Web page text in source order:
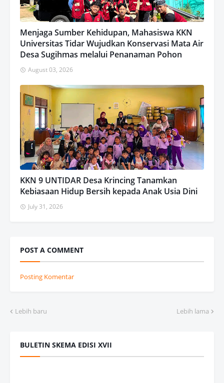
Menjaga Sumber Kehidupan, Mahasiswa KKN
Universitas Tidar Wujudkan Konservasi Mata Air
Desa Sugihmas melalui Penanaman Pohon
August 03, 2026
KKN 9 UNTIDAR Desa Krincing Tanamkan
Kebiasaan Hidup Bersih kepada Anak Usia Dini
July 31, 2026
POST A COMMENT
Posting Komentar
Lebih baru Lebih lama
BULETIN SKEMA EDISI XVII